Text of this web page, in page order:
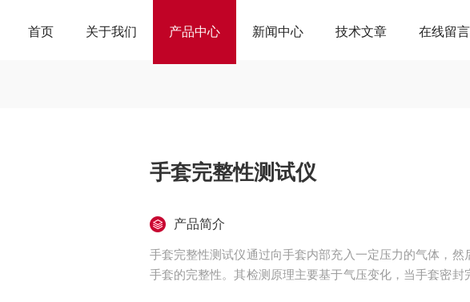
首页 关于我们 产品中心 新闻中心 技术文章 在线留言
手套完整性测试仪
产品简介
手套完整性测试仪通过向手套内部充入一定压力的气体，
手套的完整性。其检测原理主要基于气压变化，当手套密